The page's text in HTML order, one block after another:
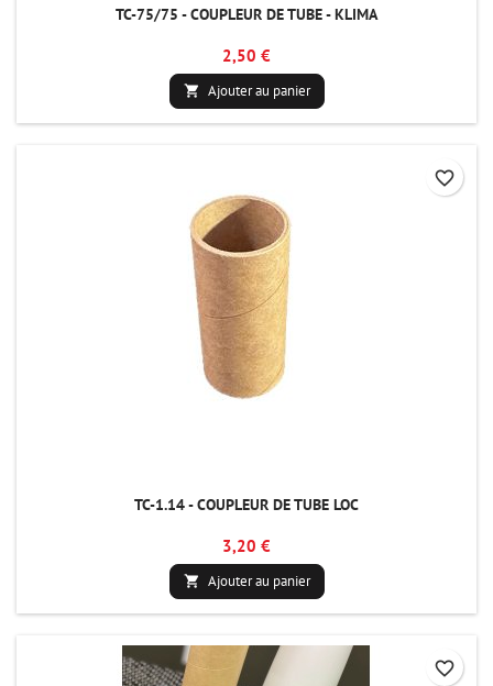
TC-75/75 - COUPLEUR DE TUBE - KLIMA
2,50 €
 Ajouter au panier
TC-1.14 - COUPLEUR DE TUBE LOC
3,20 €
 Ajouter au panier
favorite_border
favorite_border